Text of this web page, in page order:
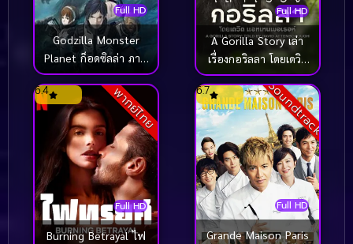
Full HD
Godzilla Monster
Planet ก็อดซิลล่า ภาค
1 (2017)
Full HD
A Gorilla Story เล่า
เรื่องกอริลลา โดยเดวิด
แอทเทนเบอเรอห์ เซอร์
เดวิด (2026)
พากย์ไทย
Full HD
6.4
Burning Betrayal ไฟ
Soundtrack
Full HD
6.7
Grande Maison Paris